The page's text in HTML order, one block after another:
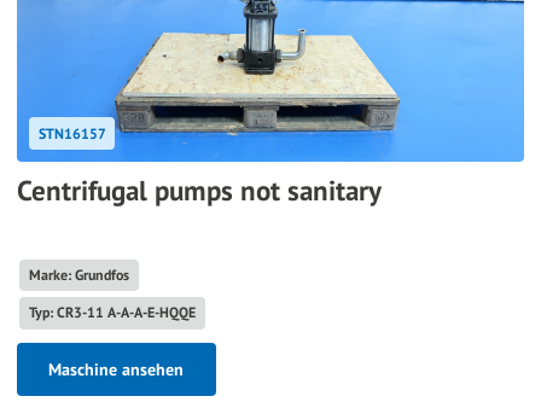
STN16157
Centrifugal pumps not sanitary
Marke: Grundfos
Typ: CR3-11 A-A-A-E-HQQE
Maschine ansehen